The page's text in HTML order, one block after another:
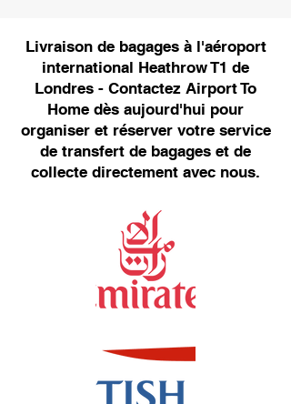
Livraison de bagages à l'aéroport
international Heathrow T1 de
Londres - Contactez Airport To
Home dès aujourd'hui pour
organiser et réserver votre service
de transfert de bagages et de
collecte directement avec nous.